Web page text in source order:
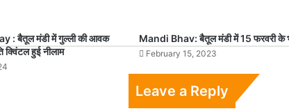
: बैतूल मंडी में गुल्ली की आवक
हुई नीलाम
Mandi Bhav: बैतूल मंडी में 15 फरवरी के
February 15, 2023
Leave a Reply